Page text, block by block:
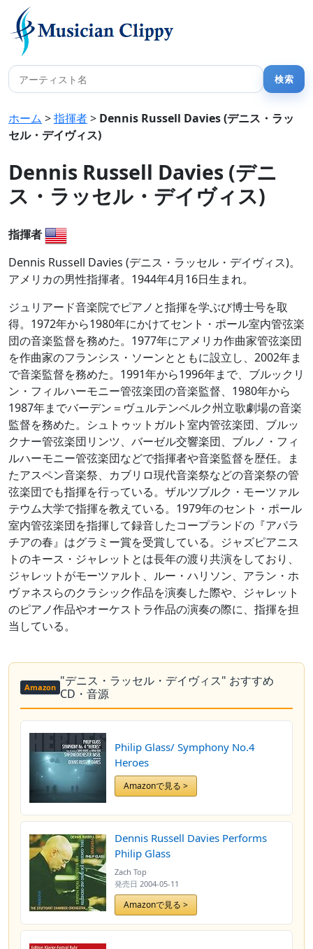
ホーム >指揮者> Dennis Russell Davies (デニス・ラッ
セル・デイヴィス)
Dennis Russell Davies (デニ
ス・ラッセル・デイヴィス)
指揮者
Dennis Russell Davies (デニス・ラッセル・デイヴィス)。
アメリカの男性指揮者。1944年4月16日生まれ。
ジュリアード音楽院でピアノと指揮を学ぶび博士号を取
得。1972年から1980年にかけてセント・ポール室内管弦楽
団の音楽監督を務めた。1977年にアメリカ作曲家管弦楽団
を作曲家のフランシス・ソーンとともに設立し、2002年ま
で音楽監督を務めた。1991年から1996年まで、ブルックリ
ン・フィルハーモニー管弦楽団の音楽監督、1980年から
1987年までバーデン＝ヴュルテンベルク州立歌劇場の音楽
監督を務めた。シュトゥットガルト室内管弦楽団、ブルッ
クナー管弦楽団リンツ、バーゼル交響楽団、ブルノ・フィ
ルハーモニー管弦楽団などで指揮者や音楽監督を歴任。ま
たアスペン音楽祭、カブリロ現代音楽祭などの音楽祭の管
弦楽団でも指揮を行っている。ザルツブルク・モーツァル
テウム大学で指揮を教えている。1979年のセント・ポール
室内管弦楽団を指揮して録音したコープランドの『アパラ
チアの春』はグラミー賞を受賞している。ジャズピアニス
トのキース・ジャレットとは長年の渡り共演をしており、
ジャレットがモーツァルト、ルー・ハリソン、アラン・ホ
ヴァネスらのクラシック作品を演奏した際や、ジャレット
のピアノ作品やオーケストラ作品の演奏の際に、指揮を担
当している。
Amazon "デニス・ラッセル・デイヴィス" おすすめ
CD・音源
Philip Glass/ Symphony No.4
Heroes
Amazonで見る >
Dennis Russell Davies Performs
Philip Glass
Zach Top
発売日 2004-05-11
Amazonで見る >